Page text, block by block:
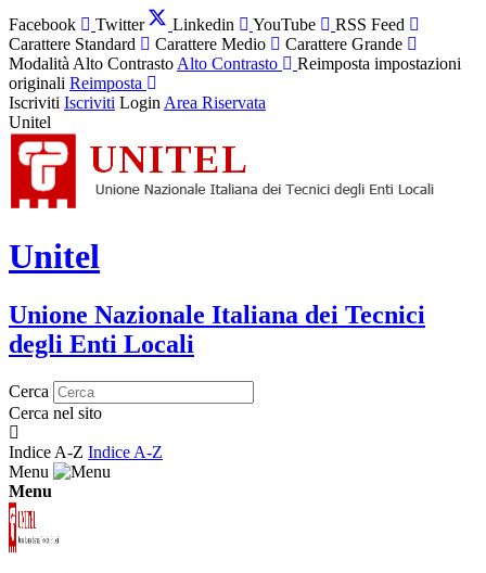
Facebook Twitter Linkedin YouTube
RSS Feed
Carattere Standard
Carattere Medio
Carattere Grande
Modalità Alto Contrasto Alto Contrasto
Reimposta impostazioni
originali Reimposta
Iscriviti Iscriviti Login Area Riservata
Unitel
Unitel
Unione Nazionale Italiana dei Tecnici
degli Enti Locali
Cerca
Cerca nel sito
Indice A-Z Indice A-Z
Menu
Menu